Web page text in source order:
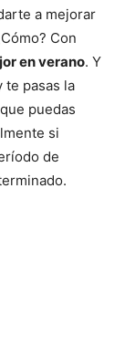
a mejorar
Con
en verano. Y
te pasas la
puedas
si
de